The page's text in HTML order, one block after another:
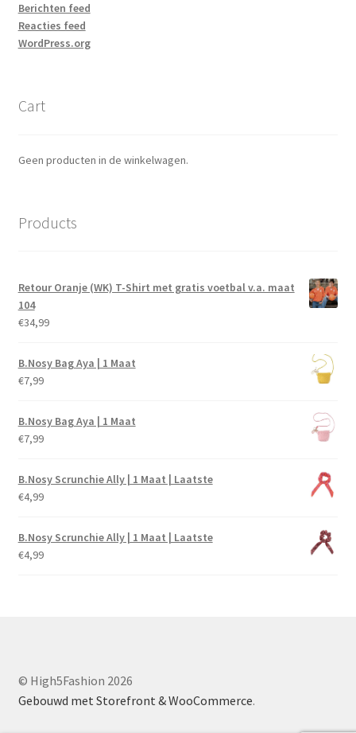
Berichten feed
Reacties feed
WordPress.org
Cart
Geen producten in de winkelwagen.
Products
Retour Oranje (WK) T-Shirt met gratis voetbal v.a. maat
104
€34,99
B.Nosy Bag Aya | 1 Maat
€7,99
B.Nosy Bag Aya | 1 Maat
€7,99
B.Nosy Scrunchie Ally | 1 Maat | Laatste
€4,99
B.Nosy Scrunchie Ally | 1 Maat | Laatste
€4,99
© High5Fashion 2026
Gebouwd met Storefront & WooCommerce.